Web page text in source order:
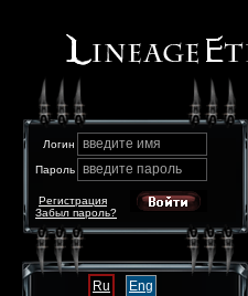
Логин введите имя
Пароль введите пароль
Забыл пароль?
Регистрация
Ru
Eng